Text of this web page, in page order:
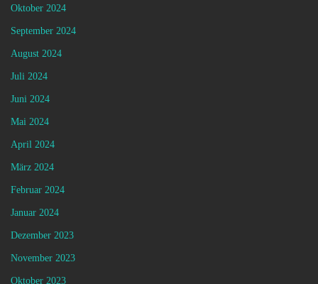
Oktober 2024
September 2024
August 2024
Juli 2024
Juni 2024
Mai 2024
April 2024
März 2024
Februar 2024
Januar 2024
Dezember 2023
November 2023
Oktober 2023